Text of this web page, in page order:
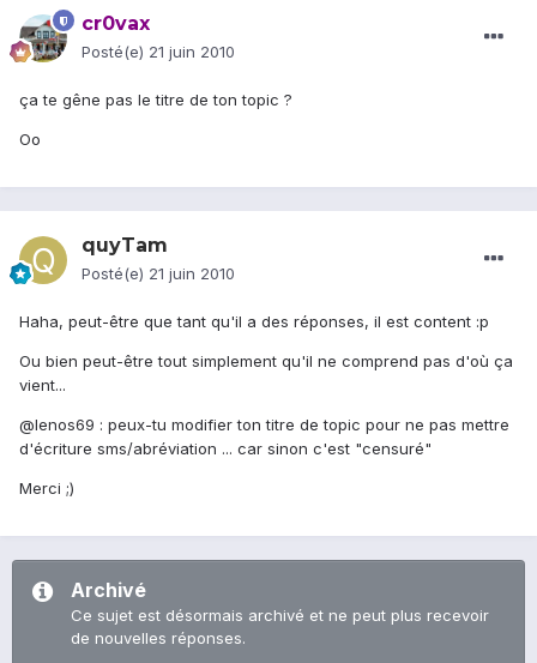
cr0vax
Posté(e) 21 juin 2010
ça te gêne pas le titre de ton topic ?
Oo
quyTam
Posté(e) 21 juin 2010
Haha, peut-être que tant qu'il a des réponses, il est content :p
Ou bien peut-être tout simplement qu'il ne comprend pas d'où ça
vient...
@lenos69 : peux-tu modifier ton titre de topic pour ne pas mettre
d'écriture sms/abréviation ... car sinon c'est "censuré"
Merci ;)
Archivé
Ce sujet est désormais archivé et ne peut plus recevoir
de nouvelles réponses.